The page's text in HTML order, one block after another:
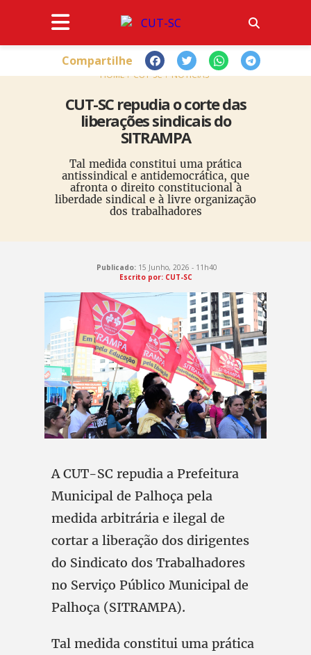
HOME CUT-SC NOTÍCIAS
CUT-SC repudia o corte das
liberações sindicais do
SITRAMPA
Tal medida constitui uma prática
antissindical e antidemocrática, que
afronta o direito constitucional à
liberdade sindical e à livre organização
dos trabalhadores
Compartilhe
Publicado:15 Junho, 2026 - 11h40
Escrito por: CUT-SC
A CUT-SC repudia a Prefeitura
Municipal de Palhoça pela
medida arbitrária e ilegal de
cortar a liberação dos dirigentes
do Sindicato dos Trabalhadores
no Serviço Público Municipal de
Palhoça (SITRAMPA).
Tal medida constitui uma prática